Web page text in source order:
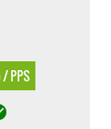
/ PPS